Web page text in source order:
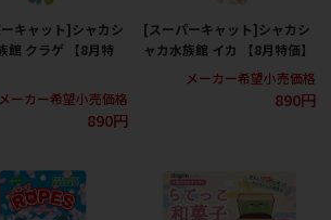
キャット]シャカシ
館 クラゲ 【8月特
メーカー希望小売価格
890円
[スーパーキャット]シャカシ
ャカ水族館 イカ 【8月特価】
メーカー希望小売価格
890円